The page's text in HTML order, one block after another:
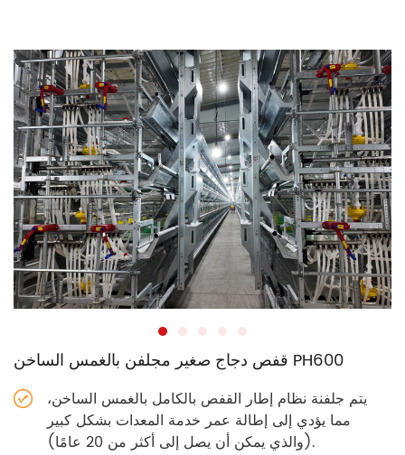
قفص دجاج صغير مجلفن بالغمس الساخن PH600
يتم جلفنة نظام إطار القفص بالكامل بالغمس الساخن،
مما يؤدي إلى إطالة عمر خدمة المعدات بشكل كبير
(والذي يمكن أن يصل إلى أكثر من 20 عامًا).